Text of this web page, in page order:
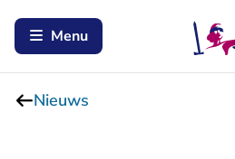
Menu
Nieuws